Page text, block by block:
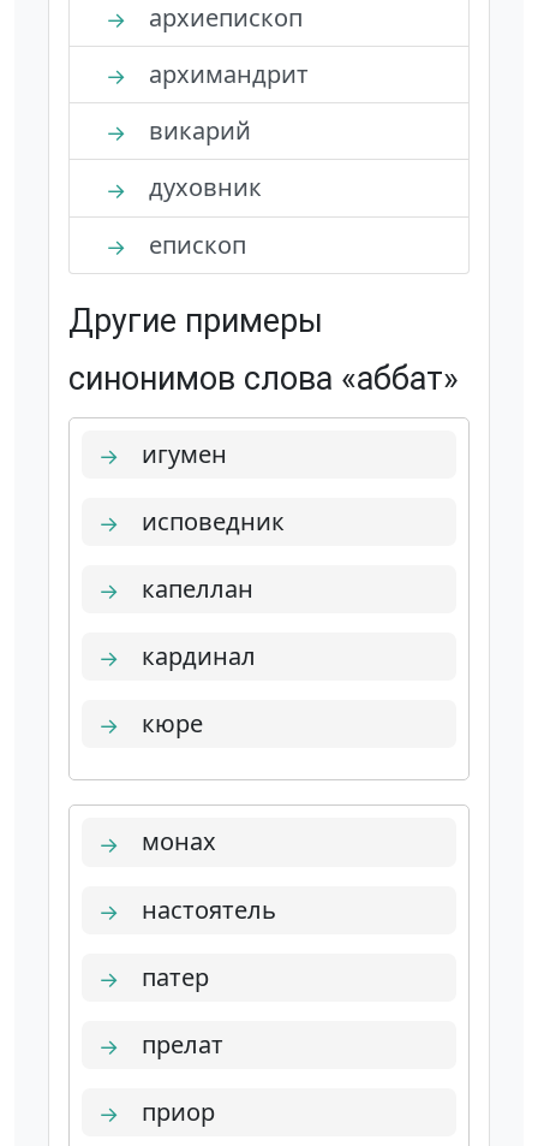
→ архиепископ
→ архимандрит
→ викарий
→ духовник
→ епископ
Другие примеры
синонимов слова «аббат»
→ игумен
→ исповедник
→ капеллан
→ кардинал
→ кюре
→ монах
→ настоятель
→ патер
→ прелат
→ приор